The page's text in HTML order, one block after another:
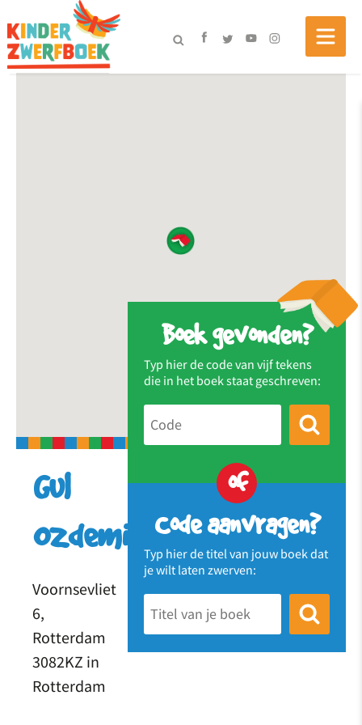
Boek gevonden?
Typ hier de code van vijf tekens
die in het boek staat geschreven:
of
Code aanvragen?
Typ hier de titel van jouw boek dat
je wilt laten zwerven:
Gul
Ozdemir
Voornsevliet
6,
Rotterdam
3082KZ in
Rotterdam